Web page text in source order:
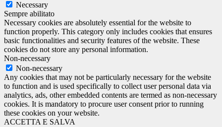
Necessary
Sempre abilitato
Necessary cookies are absolutely essential for the website to
function properly. This category only includes cookies that ensures
basic functionalities and security features of the website. These
cookies do not store any personal information.
Non-necessary
Non-necessary
Any cookies that may not be particularly necessary for the website
to function and is used specifically to collect user personal data via
analytics, ads, other embedded contents are termed as non-necessary
cookies. It is mandatory to procure user consent prior to running
these cookies on your website.
ACCETTA E SALVA